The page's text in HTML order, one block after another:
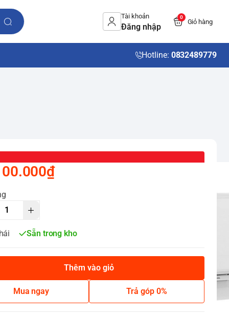
Tài khoản
Đăng nhập
0
Giỏ hàng
Hotline: 0832489779
Sẵn trong kho
Thêm vào giỏ
Mua ngay Trả góp 0%